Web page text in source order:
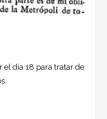
el día 18 para tratar de